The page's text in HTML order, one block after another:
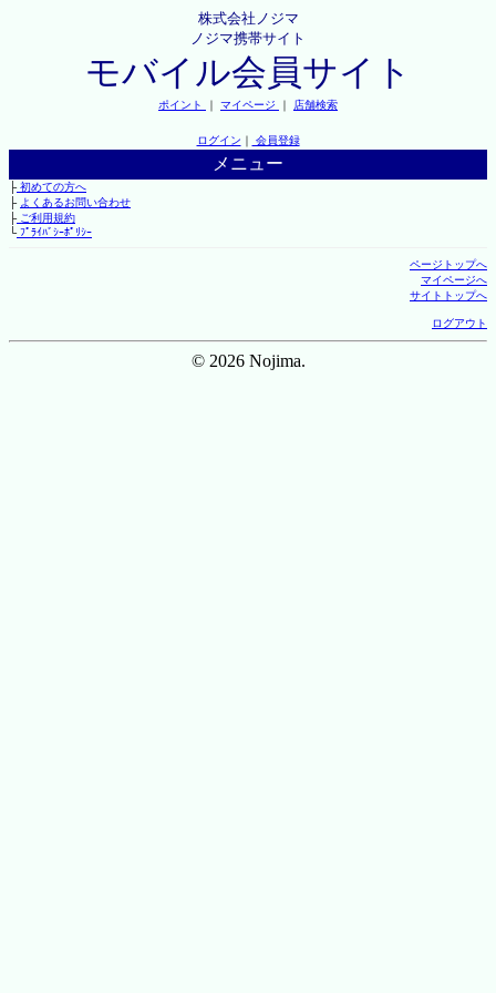
株式会社ノジマ
ノジマ携帯サイト
モバイル会員サイト
ポイント ｜ マイページ ｜ 店舗検索
ログイン ｜ 会員登録
メニュー
├初めての方へ
├ よくあるお問い合わせ
├ご利用規約
└ﾌﾟﾗｲﾊﾞｼｰﾎﾟﾘｼｰ
ページトップへ
マイページへ
サイトトップへ
ログアウト
© 2026 Nojima.